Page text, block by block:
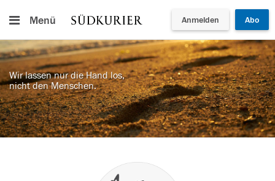
Menü Anmelden Abo
Wir lassen nur die Hand los,
nicht den Menschen.